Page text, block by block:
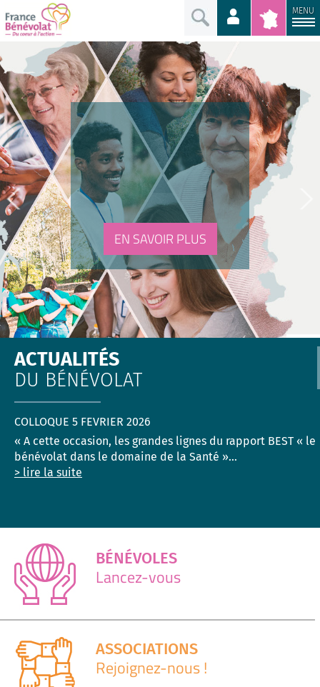
MENU
EN SAVOIR PLUS
ACTUALITÉS
DU BÉNÉVOLAT
COLLOQUE 5 FEVRIER 2026
« A cette occasion, les grandes lignes du rapport BEST « le
bénévolat dans le domaine de la Santé »...
> lire la suite
BÉNÉVOLES
Lancez-vous
ASSOCIATIONS
Rejoignez-nous !